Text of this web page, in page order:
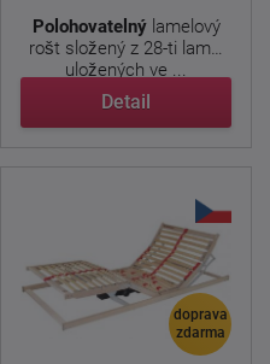
Polohovatelný lamelový
rošt složený z 28-ti lamel
uložených ve ...
Detail
doprava
zdarma